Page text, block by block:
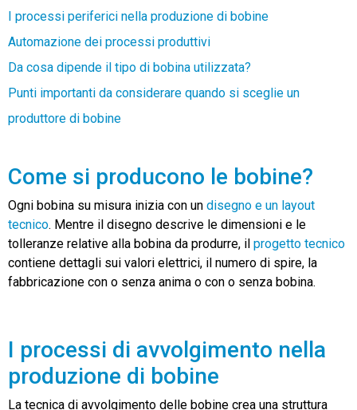
I processi periferici nella produzione di bobine
Automazione dei processi produttivi
Da cosa dipende il tipo di bobina utilizzata?
Punti importanti da considerare quando si sceglie un
produttore di bobine
Come si producono le bobine?
Ogni bobina su misura inizia con un disegno e un layout
tecnico. Mentre il disegno descrive le dimensioni e le
tolleranze relative alla bobina da produrre, il progetto tecnico
contiene dettagli sui valori elettrici, il numero di spire, la
fabbricazione con o senza anima o con o senza bobina.
I processi di avvolgimento nella
produzione di bobine
La tecnica di avvolgimento delle bobine crea una struttura